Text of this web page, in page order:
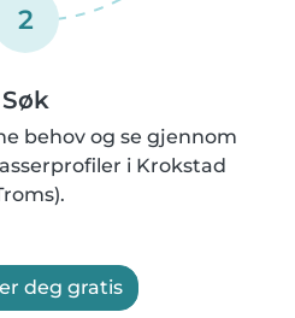
2
Søk
behov og se gjennom
i Krokstad
deg gratis